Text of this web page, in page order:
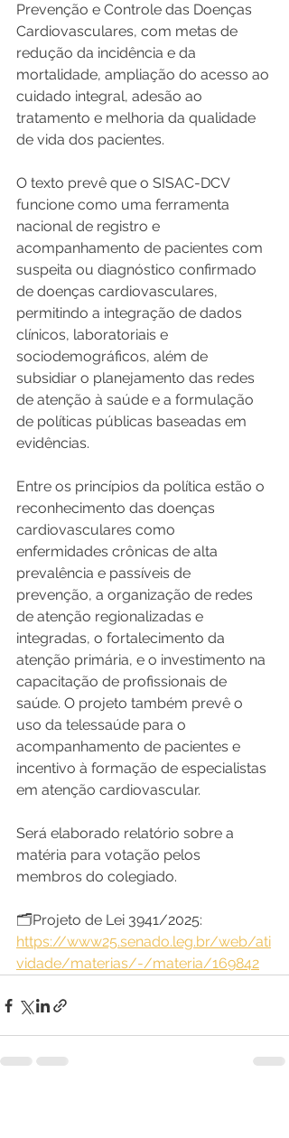
Prevenção e Controle das Doenças
Cardiovasculares, com metas de
redução da incidência e da
mortalidade, ampliação do acesso ao
cuidado integral, adesão ao
tratamento e melhoria da qualidade
de vida dos pacientes.
O texto prevê que o SISAC-DCV
funcione como uma ferramenta
nacional de registro e
acompanhamento de pacientes com
suspeita ou diagnóstico confirmado
de doenças cardiovasculares,
permitindo a integração de dados
clínicos, laboratoriais e
sociodemográficos, além de
subsidiar o planejamento das redes
de atenção à saúde e a formulação
de políticas públicas baseadas em
evidências.
Entre os princípios da política estão o
reconhecimento das doenças
cardiovasculares como
enfermidades crônicas de alta
prevalência e passíveis de
prevenção, a organização de redes
de atenção regionalizadas e
integradas, o fortalecimento da
atenção primária, e o investimento na
capacitação de profissionais de
saúde. O projeto também prevê o
uso da telessaúde para o
acompanhamento de pacientes e
incentivo à formação de especialistas
em atenção cardiovascular.
Será elaborado relatório sobre a
matéria para votação pelos
membros do colegiado.
🗂️Projeto de Lei 3941/2025:
https://www25.senado.leg.br/web/ati
vidade/materias/-/materia/169842